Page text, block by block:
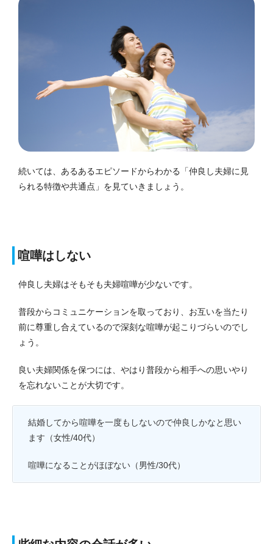
続いては、あるあるエピソードからわかる「仲良し夫婦に見
られる特徴や共通点」を見ていきましょう。
喧嘩はしない
仲良し夫婦はそもそも夫婦喧嘩が少ないです。
普段からコミュニケーションを取っており、お互いを当たり
前に尊重し合えているので深刻な喧嘩が起こりづらいのでし
ょう。
良い夫婦関係を保つには、やはり普段から相手への思いやり
を忘れないことが大切です。
結婚してから喧嘩を一度もしないので仲良しかなと思い
ます（女性/40代）
喧嘩になることがほぼない（男性/30代）